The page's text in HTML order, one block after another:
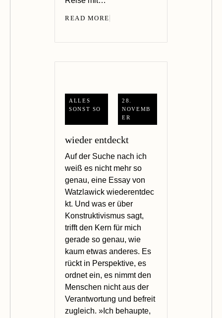
READ MORE
28.
NOVEMB
ER
ALLES
SONST SO
wieder entdeckt
Auf der Suche nach ich
weiß es nicht mehr so
genau, eine Essay von
Watzlawick wiederentdec
kt. Und was er über
Konstruktivismus sagt,
trifft den Kern für mich
gerade so genau, wie
kaum etwas anderes. Es
rückt in Perspektive, es
ordnet ein, es nimmt den
Menschen nicht aus der
Verantwortung und befreit
zugleich. »Ich behaupte,